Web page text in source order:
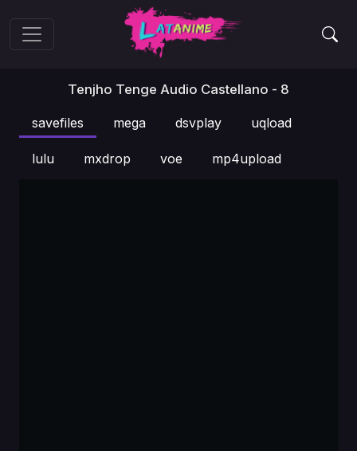
Tenjho Tenge Audio Castellano - 8
savefiles mega dsvplay uqload
lulu mxdrop voe mp4upload